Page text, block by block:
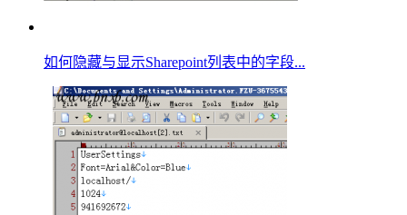
如何隐藏与显示Sharepoint列表中的字段...